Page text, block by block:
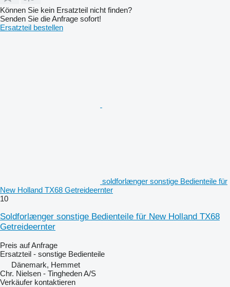
Können Sie kein Ersatzteil nicht finden?
Senden Sie die Anfrage sofort!
Ersatzteil bestellen
soldforlænger sonstige Bedienteile für
New Holland TX68 Getreideernter
10
Soldforlænger sonstige Bedienteile für New Holland TX68
Getreideernter
Preis auf Anfrage
Ersatzteil - sonstige Bedienteile
Dänemark, Hemmet
Chr. Nielsen - Tingheden A/S
Verkäufer kontaktieren